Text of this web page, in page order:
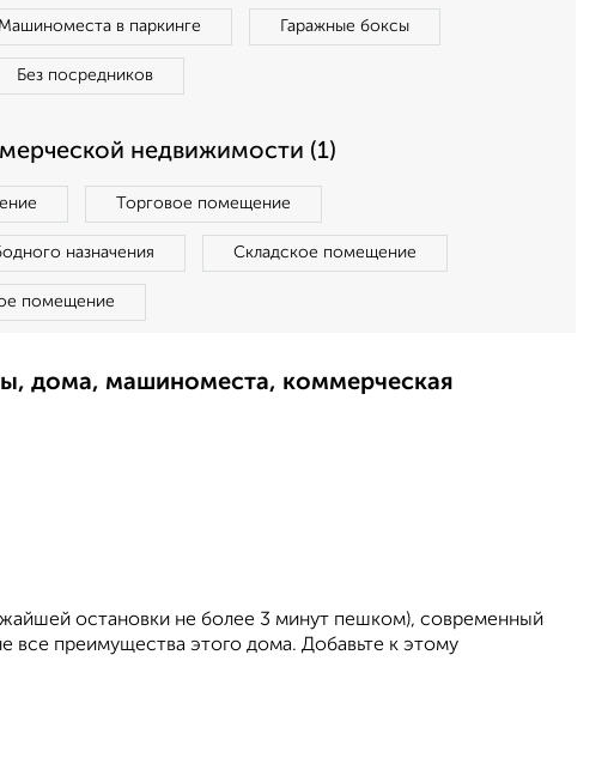
Машиноместа в паркинге Гаражные боксы
Без посредников
недвижимости (1)
Торговое помещение
назначения Складское помещение
помещение
дома, машиноместа, коммерческая
остановки не более 3 минут пешком), современный
все преимущества этого дома. Добавьте к этому